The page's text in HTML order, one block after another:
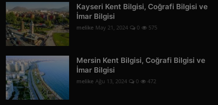
Kayseri Kent Bilgisi, Coğrafi Bilgisi ve
İmar Bilgisi
melike May 21, 2024 0 575
Mersin Kent Bilgisi, Coğrafi Bilgisi ve
İmar Bilgisi
melike Ağu 13, 2024 0 472